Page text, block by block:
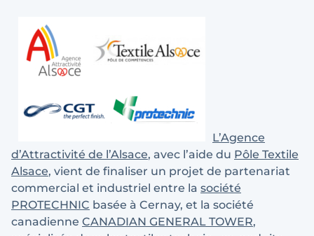
L’Agence
d’Attractivité de l’Alsace, avec l’aide du Pôle Textile
Alsace, vient de finaliser un projet de partenariat
commercial et industriel entre la société
PROTECHNIC basée à Cernay, et la société
canadienne CANADIAN GENERAL TOWER,